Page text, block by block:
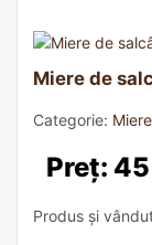
Miere de
Categorie:
Preț:
Produs și